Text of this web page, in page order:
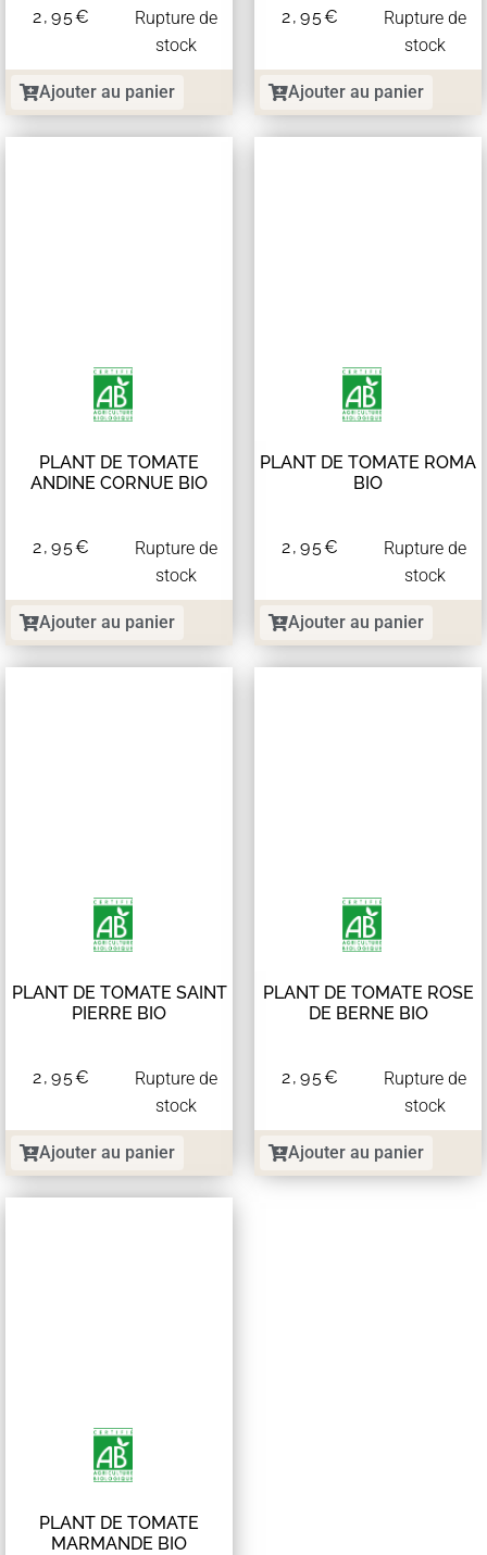
2,95€
Rupture de
stock
Ajouter au panier
2,95€
Rupture de
stock
Ajouter au panier
PLANT DE TOMATE
ANDINE CORNUE BIO
2,95€
Rupture de
stock
Ajouter au panier
PLANT DE TOMATE ROMA
BIO
2,95€
Rupture de
stock
Ajouter au panier
PLANT DE TOMATE SAINT
PIERRE BIO
2,95€
Rupture de
stock
Ajouter au panier
PLANT DE TOMATE ROSE
DE BERNE BIO
2,95€
Rupture de
stock
Ajouter au panier
PLANT DE TOMATE
MARMANDE BIO